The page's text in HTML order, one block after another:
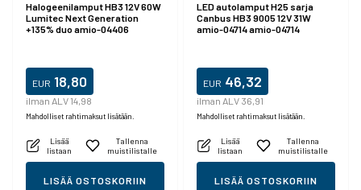
Halogeenilamput HB3 12V 60W
Lumitec Next Generation
+135% duo amio-04406
EUR 18,80
ilman ALV 14,98
Mahdolliset rahtimaksut lisätään.
Lisää
listaan
Tallenna
muistilistalle
LISÄÄ OSTOSKORIIN
LED autolamput H25 sarja
Canbus HB3 9005 12V 31W
amio-04714 amio-04714
EUR 46,32
ilman ALV 36,91
Mahdolliset rahtimaksut lisätään.
Lisää
listaan
Tallenna
muistilistalle
LISÄÄ OSTOSKORIIN